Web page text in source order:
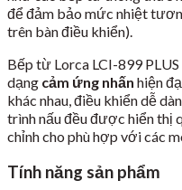
để đảm bảo mức nhiệt
trên bàn điều khiển).
Bếp từ Lorca LCI-899
dạng cảm ứng nhấn hiện
khác nhau, điều khiển dễ
trình nấu đều được hiển thị
chỉnh cho phù hợp với các
Tính năng sản phẩm